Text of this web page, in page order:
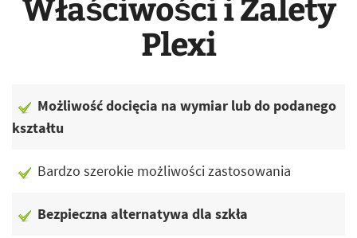
Plexi
Możliwość docięcia na wymiar lub do podanego
kształtu
Bardzo szerokie możliwości zastosowania
Bezpieczna alternatywa dla szkła